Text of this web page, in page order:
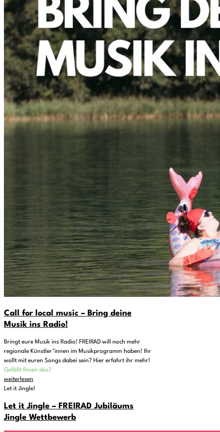
Call for local music – Bring deine
Musik ins Radio!
Bringt eure Musik ins Radio! FREIRAD will noch mehr
regionale Künstler*innen im Musikprogramm haben! Ihr
wollt mit euren Songs dabei sein? Hier erfahrt ihr mehr!
Gefällt Ihnen das?
weiterlesen
Let it Jingle!
Let it Jingle – FREIRAD Jubiläums
Jingle Wettbewerb